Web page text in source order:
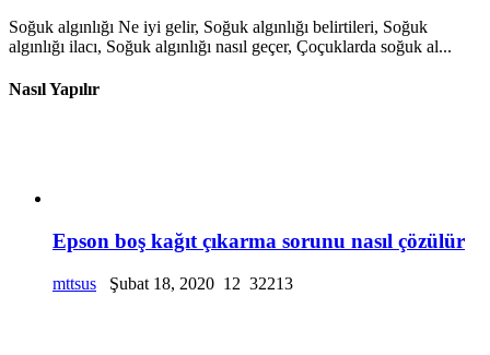
Soğuk algınlığı Ne iyi gelir, Soğuk algınlığı belirtileri, Soğuk
algınlığı ilacı, Soğuk algınlığı nasıl geçer, Çoçuklarda soğuk al...
Nasıl Yapılır
Epson boş kağıt çıkarma sorunu nasıl çözülür
mttsus Şubat 18, 2020 12 32213